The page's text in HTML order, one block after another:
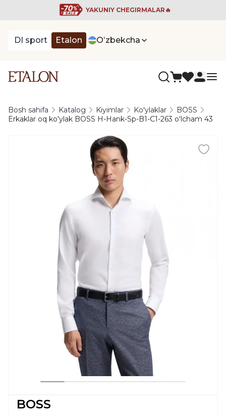
YAKUNIY CHEGIRMALAR🔥
DI sport Etalon Oʻzbekcha
Bosh sahifa Katalog Kiyimlar Ko'ylaklar
BOSS
Erkaklar oq ko'ylak BOSS H-Hank-Sp-B1-C1-263 oʻlcham 43
BOSS